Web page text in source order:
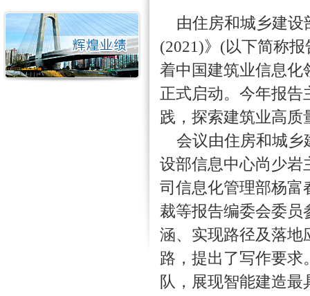
由住房和城乡建
(2021)》(以下简称
着中国建筑业信息化
正式启动。今年报告
践，探索建筑业高质
会议由住房和城乡
设部信息中心尚少岩
司信息化管理部杨富
裁等报告编委会委员
涵、实现路径及落地
路，提出了写作要求
队，展现智能建造